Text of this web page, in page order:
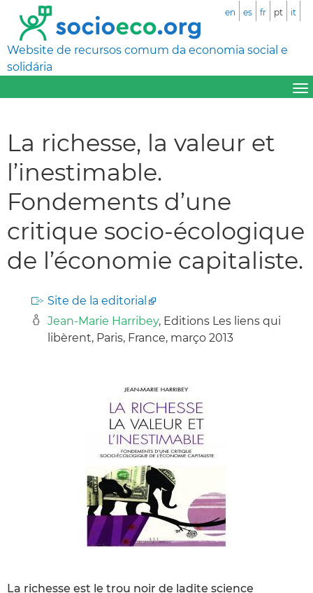
Website de recursos comum da economia social e
solidária
en es fr pt it
La richesse, la valeur et
l’inestimable.
Fondements d’une
critique socio-écologique
de l’économie capitaliste.
Site de la editorial
Jean-Marie Harribey, Editions Les liens qui
libèrent, Paris, France, março 2013
La richesse est le trou noir de ladite science